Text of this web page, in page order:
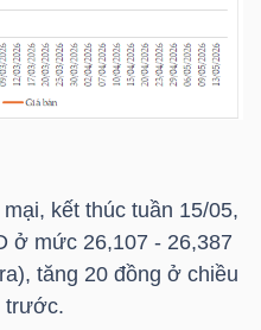
kết thúc tuần 15/05,
ở mức 26,107 - 26,387
tăng 20 đồng ở chiều
trước.